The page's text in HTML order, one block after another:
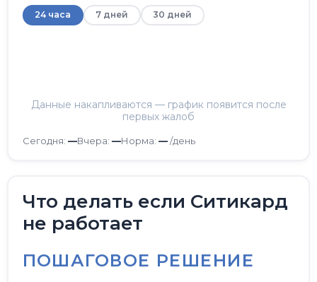
24 часа 7 дней 30 дней
Данные накапливаются — график появится после
первых жалоб
Сегодня: —Вчера: —Норма: —/день
Что делать если Ситикард
не работает
ПОШАГОВОЕ РЕШЕНИЕ